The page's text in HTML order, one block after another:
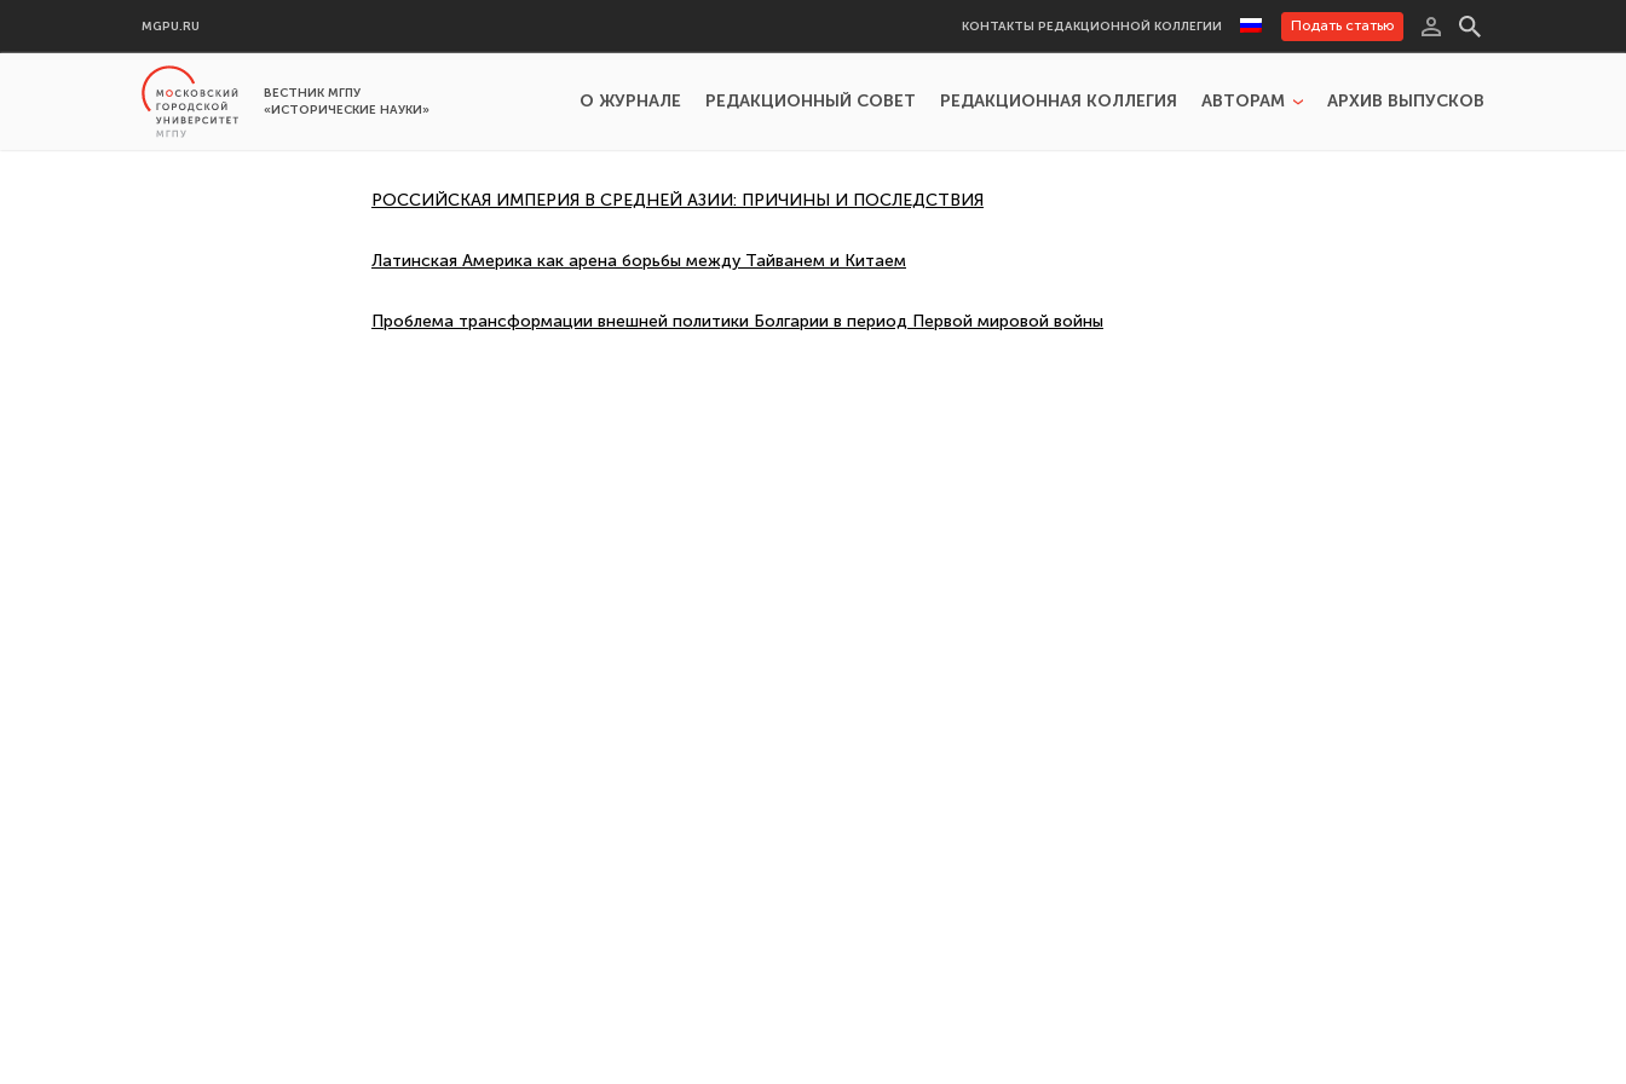
MGPU.RU КОНТАКТЫ РЕДАКЦИОННОЙ КОЛЛЕГИИ Подать статью
ВЕСТНИК МГПУ
«ИСТОРИЧЕСКИЕ НАУКИ»
О ЖУРНАЛЕ РЕДАКЦИОННЫЙ СОВЕТ РЕДАКЦИОННАЯ КОЛЛЕГИЯ АВТОРАМ АРХИВ ВЫПУСКОВ
РОССИЙСКАЯ ИМПЕРИЯ В СРЕДНЕЙ АЗИИ: ПРИЧИНЫ И ПОСЛЕДСТВИЯ
Латинская Америка как арена борьбы между Тайванем и Китаем
Проблема трансформации внешней политики Болгарии в период Первой мировой войны